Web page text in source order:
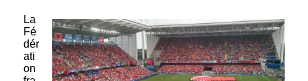
La
Fé
dér
ati
on